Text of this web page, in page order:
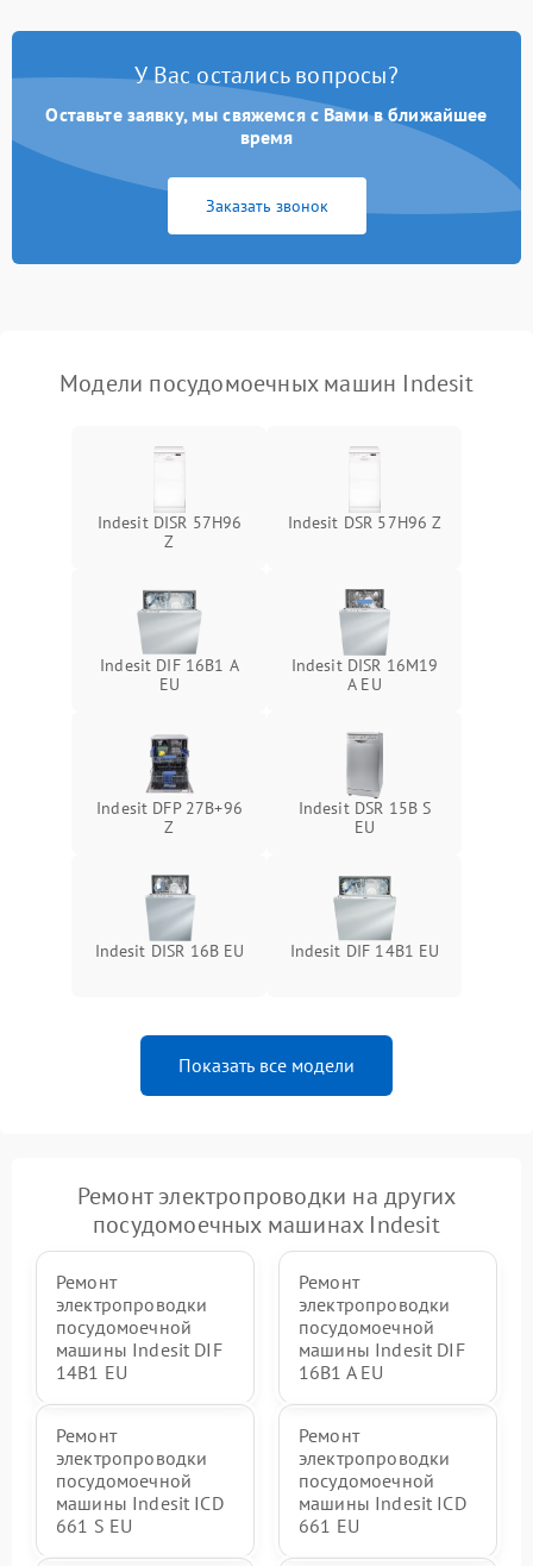
Проблемы с набором
Не работает сушилка 2100 ₽ Подробнее →
Сбои в работе таймера 1700 ₽
У Вас остались вопросы?
Оставьте заявку, мы свяжемся с Вами в ближайшее
время
Заказать звонок
Модели посудомоечных машин Indesit
Indesit DISR 57H96
Z
Indesit DSR 57H96 Z
Indesit DIF 16B1 A
EU
Indesit DISR 16M19
A EU
Indesit DFP 27B+96
Z
Indesit DSR 15B S
EU
Indesit DISR 16B EU Indesit DIF 14B1 EU
Показать все модели
Ремонт электропроводки на других
посудомоечных машинах Indesit
Ремонт
электропроводки
посудомоечной
машины Indesit DIF
14B1 EU
Ремонт
электропроводки
посудомоечной
машины Indesit DIF
16B1 A EU
Ремонт
электропроводки
посудомоечной
машины Indesit ICD
661 S EU
Ремонт
электропроводки
посудомоечной
машины Indesit ICD
661 EU